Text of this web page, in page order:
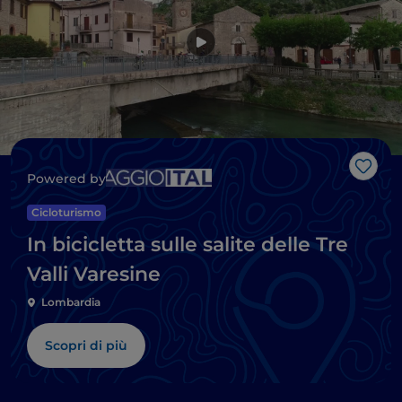
Like
Powered by
Cicloturismo
In bicicletta sulle salite delle Tre
Valli Varesine
Lombardia
Scopri di più